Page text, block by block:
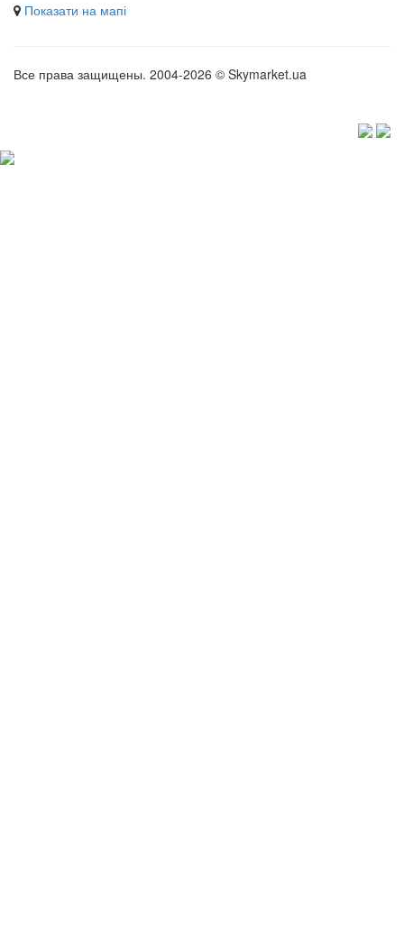
Показати на мапі
Все права защищены. 2004-2026 © Skymarket.ua